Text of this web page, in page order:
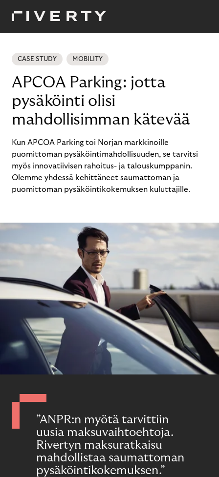
CASE STUDY MOBILITY
APCOA Parking: jotta
pysäköinti olisi
mahdollisimman kätevää
Kun APCOA Parking toi Norjan markkinoille
puomittoman pysäköintimahdollisuuden, se tarvitsi
myös innovatiivisen rahoitus- ja talouskumppanin.
Olemme yhdessä kehittäneet saumattoman ja
puomittoman pysäköintikokemuksen kuluttajille.
”ANPR:n myötä tarvittiin
uusia maksuvaihtoehtoja.
Rivertyn maksuratkaisu
mahdollistaa saumattoman
pysäköintikokemuksen.”